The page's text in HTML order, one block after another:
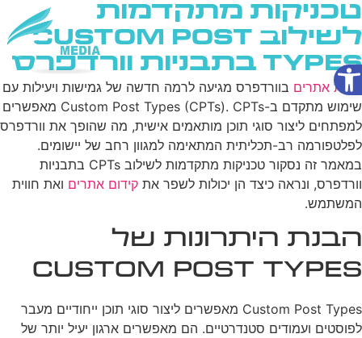
פתח סרגל נגישות
טכניקות מתקדמות
לשילוב Custom Post
Types בתבניות וורדפרס
בניית אתרים בוורדפרס מגיעה לרמה חדשה של גמישות ויעילות עם
שימוש מתקדם ב-Custom Post Types (CPTs). CPTs מאפשרים
למפתחים ליצור סוגי תוכן מותאמים אישית, מה שהופך את וורדפרס
לפלטפורמה רב-תכליתית המתאימה למגוון רחב של יישומים.
במאמר זה נסקור טכניקות מתקדמות לשילוב CPTs בתבניות
וורדפרס, ונראה כיצד הן יכולות לשפר את קידום אתרים ואת חווית
המשתמש.
הבנת היתרונות של
Custom Post Types
Custom Post Types מאפשרים ליצור סוגי תוכן ייחודיים מעבר
לפוסטים ועמודים סטנדרטיים. הם מאפשרים ארגון יעיל יותר של